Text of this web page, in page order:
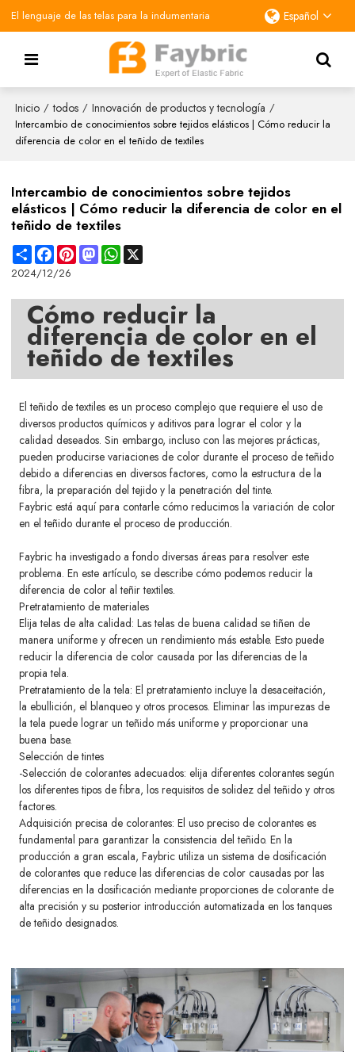
El lenguaje de las telas para la indumentaria Español
Inicio / todos / Innovación de productos y tecnología /
Intercambio de conocimientos sobre tejidos elásticos | Cómo reducir la
diferencia de color en el teñido de textiles
Intercambio de conocimientos sobre tejidos
elásticos | Cómo reducir la diferencia de color en el
teñido de textiles
ShareFacebookPinterestMastodonWhatsApp
2024/12/26
Cómo reducir la
diferencia de color en el
teñido de textiles
El teñido de textiles es un proceso complejo que requiere el uso de
diversos productos químicos y aditivos para lograr el color y la
calidad deseados. Sin embargo, incluso con las mejores prácticas,
pueden producirse variaciones de color durante el proceso de teñido
debido a diferencias en diversos factores, como la estructura de la
fibra, la preparación del tejido y la penetración del tinte.
Faybric está aquí para contarle cómo reducimos la variación de color
en el teñido durante el proceso de producción.
Faybric ha investigado a fondo diversas áreas para resolver este
problema. En este artículo, se describe cómo podemos reducir la
diferencia de color al teñir textiles.
Pretratamiento de materiales
Elija telas de alta calidad: Las telas de buena calidad se tiñen de
manera uniforme y ofrecen un rendimiento más estable. Esto puede
reducir la diferencia de color causada por las diferencias de la
propia tela.
Pretratamiento de la tela: El pretratamiento incluye la desaceitación,
la ebullición, el blanqueo y otros procesos. Eliminar las impurezas de
la tela puede lograr un teñido más uniforme y proporcionar una
buena base.
Selección de tintes
-Selección de colorantes adecuados: elija diferentes colorantes según
los diferentes tipos de fibra, los requisitos de solidez del teñido y otros
factores.
Adquisición precisa de colorantes: El uso preciso de colorantes es
fundamental para garantizar la consistencia del teñido. En la
producción a gran escala, Faybric utiliza un sistema de dosificación
de colorantes que reduce las diferencias de color causadas por las
diferencias en la dosificación mediante proporciones de colorante de
alta precisión y su posterior introducción automatizada en los tanques
de teñido designados.